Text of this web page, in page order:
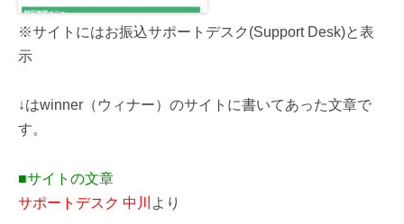
※サイトにはお振込サポートデスク(Support Desk)と表
示
↓はwinner（ウィナー）のサイトに書いてあった文章で
す。
■サイトの文章
サポートデスク 中川
より